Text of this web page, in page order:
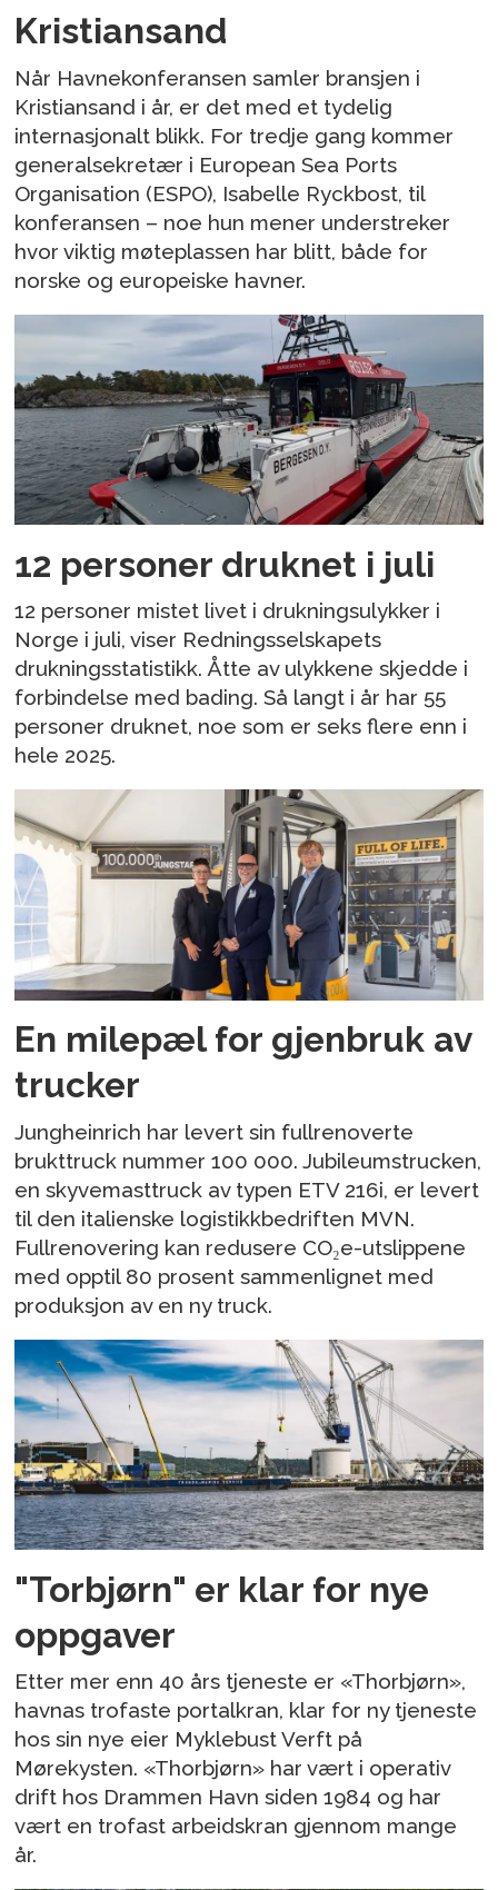
Kristiansand
Når Havnekonferansen samler bransjen i
Kristiansand i år, er det med et tydelig
internasjonalt blikk. For tredje gang kommer
generalsekretær i European Sea Ports
Organisation (ESPO), Isabelle Ryckbost, til
konferansen – noe hun mener understreker
hvor viktig møteplassen har blitt, både for
norske og europeiske havner.
12 personer druknet i juli
12 personer mistet livet i drukningsulykker i
Norge i juli, viser Redningsselskapets
drukningsstatistikk. Åtte av ulykkene skjedde i
forbindelse med bading. Så langt i år har 55
personer druknet, noe som er seks flere enn i
hele 2025.
En milepæl for gjenbruk av
trucker
Jungheinrich har levert sin fullrenoverte
brukttruck nummer 100 000. Jubileumstrucken,
en skyvemasttruck av typen ETV 216i, er levert
til den italienske logistikkbedriften MVN.
Fullrenovering kan redusere CO₂e-utslippene
med opptil 80 prosent sammenlignet med
produksjon av en ny truck.
"Torbjørn" er klar for nye
oppgaver
Etter mer enn 40 års tjeneste er «Thorbjørn»,
havnas trofaste portalkran, klar for ny tjeneste
hos sin nye eier Myklebust Verft på
Mørekysten. «Thorbjørn» har vært i operativ
drift hos Drammen Havn siden 1984 og har
vært en trofast arbeidskran gjennom mange
år.